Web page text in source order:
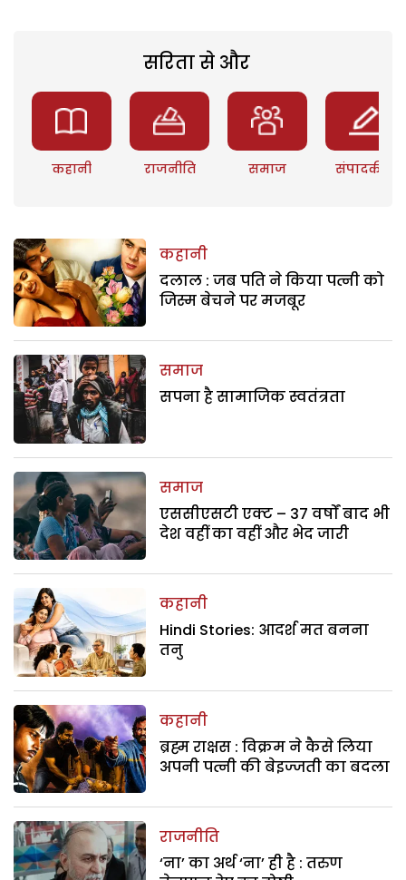
सरिता से और
कहानी राजनीति समाज संपादकीय
कहानी
दलाल : जब पति ने किया पत्नी को
जिस्म बेचने पर मजबूर
समाज
सपना है सामाजिक स्वतंत्रता
समाज
एससीएसटी एक्ट – 37 वर्षों बाद भी
देश वहीं का वहीं और भेद जारी
कहानी
Hindi Stories: आदर्श मत बनना
तनु
कहानी
ब्रह्म राक्षस : विक्रम ने कैसे लिया
अपनी पत्नी की बेइज्जती का बदला
राजनीति
‘ना’ का अर्थ ‘ना’ ही है : तरुण